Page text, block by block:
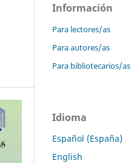
Información
Para lectores/as
Para autores/as
Para bibliotecarios/as
Idioma
Español (España)
English